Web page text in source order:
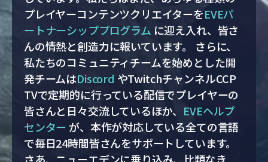
プレイヤーコンテンツクリエイターをEVEパ
ートナーシッププログラム に迎え入れ、皆さ
んの情熱と創造力に報いています。 さらに、
私たちのコミュニティチームを始めとした開
発チームはDiscord やTwitchチャンネルCCP
TVで定期的に行っている配信でプレイヤーの
皆さんと日々交流しているほか、 EVEヘルプ
センター が、本作が対応している全ての言語
で毎日24時間皆さんをサポートしています。
さあ、ニューエデンに乗り込み、比類なき